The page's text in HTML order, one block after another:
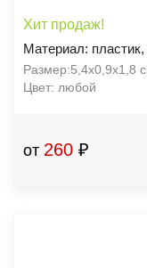
Хит продаж!
Материал:
Размер:5,4х0,9х1,8
Цвет: любой
от 260 ₽